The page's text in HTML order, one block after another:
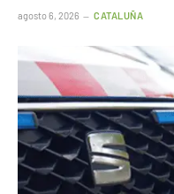
agosto 6, 2026 CATALUÑA